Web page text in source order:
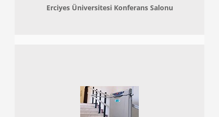
Erciyes Üniversitesi Konferans Salonu